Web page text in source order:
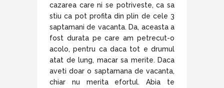
cazarea care ni se potriveste, ca sa
stiu ca pot profita din plin de cele 3
saptamani de vacanta. Da, aceasta a
fost durata pe care am petrecut-o
acolo, pentru ca daca tot e drumul
atat de lung, macar sa merite. Daca
aveti doar o saptamana de vacanta,
chiar nu merita efortul. Abia te